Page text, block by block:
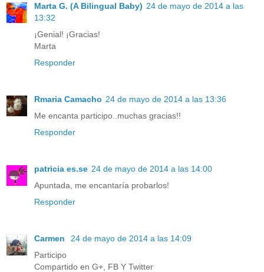
Marta G. (A Bilingual Baby) 24 de mayo de 2014 a las
13:32
¡Genial! ¡Gracias!
Marta
Responder
Rmaria Camacho 24 de mayo de 2014 a las 13:36
Me encanta participo..muchas gracias!!
Responder
patricia es.se 24 de mayo de 2014 a las 14:00
Apuntada, me encantaría probarlos!
Responder
Carmen
24 de mayo de 2014 a las 14:09
Participo
Compartido en G+, FB Y Twitter